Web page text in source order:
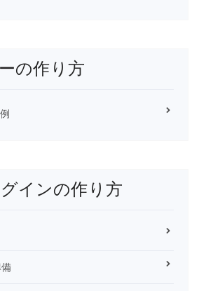
の作り方
インの作り方